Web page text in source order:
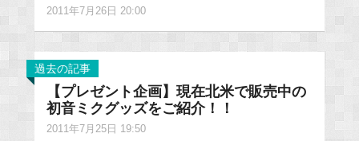
2011年7月26日 20:00
過去の記事
【プレゼント企画】現在北米で販売中の
初音ミクグッズをご紹介！！
2011年7月25日 19:50